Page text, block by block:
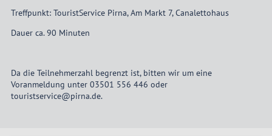
Treffpunkt: TouristService Pirna, Am Markt 7, Canalettohaus
Dauer ca. 90 Minuten
Da die Teilnehmerzahl begrenzt ist, bitten wir um eine
Voranmeldung unter 03501 556 446 oder
touristservice@pirna.de.